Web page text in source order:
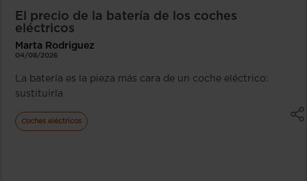
El precio de la batería de los coches
eléctricos
Marta Rodriguez
04/08/2026
La batería es la pieza más cara de un coche eléctrico:
sustituirla
Coches eléctricos